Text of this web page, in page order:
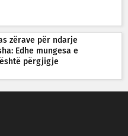
zërave për ndarje
Edhe mungesa e
përgjigje